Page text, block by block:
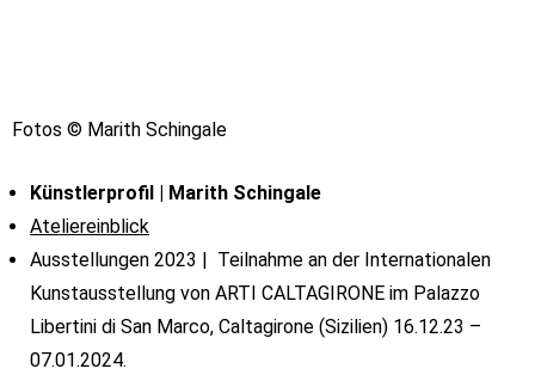
Fotos © Marith Schingale
Künstlerprofil | Marith Schingale
Ateliereinblick
Ausstellungen 2023 | Teilnahme an der Internationalen
Kunstausstellung von ARTI CALTAGIRONE im Palazzo
Libertini di San Marco, Caltagirone (Sizilien) 16.12.23 –
07.01.2024.